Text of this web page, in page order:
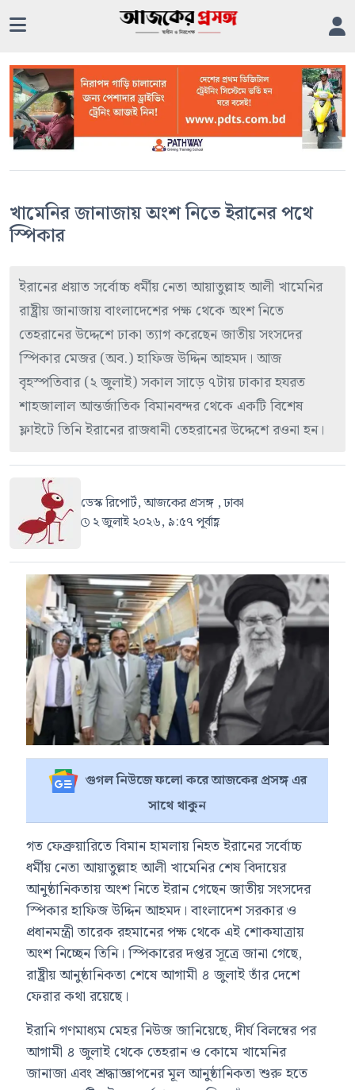
খামেনির জানাজায় অংশ নিতে ইরানের পথে
স্পিকার
ইরানের প্রয়াত সর্বোচ্চ ধর্মীয় নেতা আয়াতুল্লাহ আলী খামেনির
রাষ্ট্রীয় জানাজায় বাংলাদেশের পক্ষ থেকে অংশ নিতে
তেহরানের উদ্দেশে ঢাকা ত্যাগ করেছেন জাতীয় সংসদের
স্পিকার মেজর (অব.) হাফিজ উদ্দিন আহমদ। আজ
বৃহস্পতিবার (২ জুলাই) সকাল সাড়ে ৭টায় ঢাকার হযরত
শাহজালাল আন্তর্জাতিক বিমানবন্দর থেকে একটি বিশেষ
ফ্লাইটে তিনি ইরানের রাজধানী তেহরানের উদ্দেশে রওনা হন।
ডেস্ক রিপোর্ট, আজকের প্রসঙ্গ , ঢাকা
২ জুলাই ২০২৬, ৯:৫৭ পূর্বাহ্ণ
গুগল নিউজে ফলো করে আজকের প্রসঙ্গ এর
সাথে থাকুন
গত ফেব্রুয়ারিতে বিমান হামলায় নিহত ইরানের সর্বোচ্চ
ধর্মীয় নেতা আয়াতুল্লাহ আলী খামেনির শেষ বিদায়ের
আনুষ্ঠানিকতায় অংশ নিতে ইরান গেছেন জাতীয় সংসদের
স্পিকার হাফিজ উদ্দিন আহমদ। বাংলাদেশ সরকার ও
প্রধানমন্ত্রী তারেক রহমানের পক্ষ থেকে এই শোকযাত্রায়
অংশ নিচ্ছেন তিনি। স্পিকারের দপ্তর সূত্রে জানা গেছে,
রাষ্ট্রীয় আনুষ্ঠানিকতা শেষে আগামী ৪ জুলাই তাঁর দেশে
ফেরার কথা রয়েছে।
ইরানি গণমাধ্যম মেহর নিউজ জানিয়েছে, দীর্ঘ বিলম্বের পর
আগামী ৪ জুলাই থেকে তেহরান ও কোমে খামেনির
জানাজা এবং শ্রদ্ধাজ্ঞাপনের মূল আনুষ্ঠানিকতা শুরু হতে